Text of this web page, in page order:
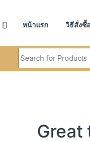
หน้าแรก วิธีสั่งซื้
Great